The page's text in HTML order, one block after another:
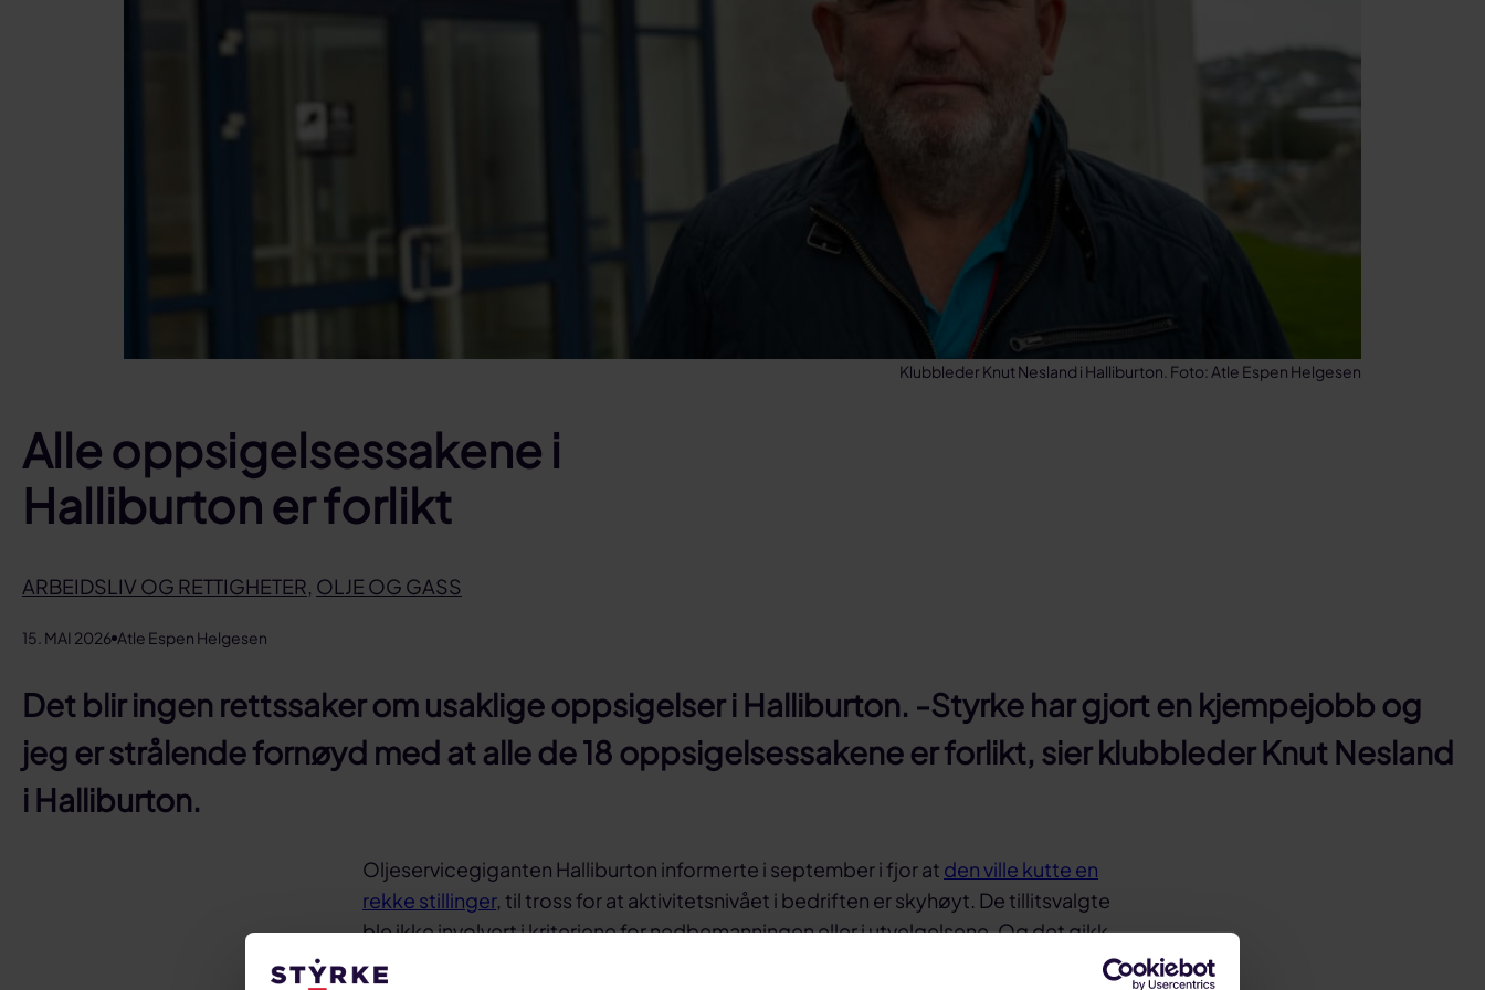
Klubbleder Knut Nesland i Halliburton. Foto: Atle Espen Helgesen
Alle oppsigelsessakene i
Halliburton er forlikt
ARBEIDSLIV OG RETTIGHETER, OLJE OG GASS
15. MAI 2026 Atle Espen Helgesen
Det blir ingen rettssaker om usaklige oppsigelser i Halliburton. -Styrke har gjort en kjempejobb og
jeg er strålende fornøyd med at alle de 18 oppsigelsessakene er forlikt, sier klubbleder Knut Nesland
i Halliburton.
Oljeservicegiganten Halliburton informerte i september i fjor at den ville kutte en
rekke stillinger, til tross for at aktivitetsnivået i bedriften er skyhøyt. De tillitsvalgte
ble ikke involvert i kriteriene for nedbemanningen eller i utvelgelsene. Og det gikk
mot en rekke rettssaker om usaklig oppsigelse.